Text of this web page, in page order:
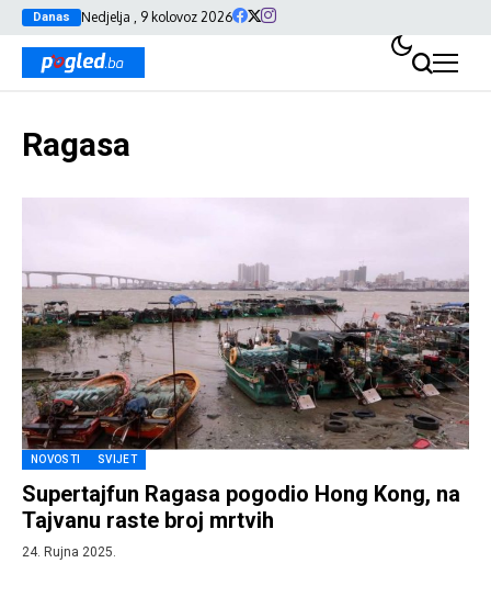
Danas Nedjelja , 9 kolovoz 2026
Ragasa
NOVOSTI SVIJET
Supertajfun Ragasa pogodio Hong Kong, na
Tajvanu raste broj mrtvih
24. Rujna 2025.